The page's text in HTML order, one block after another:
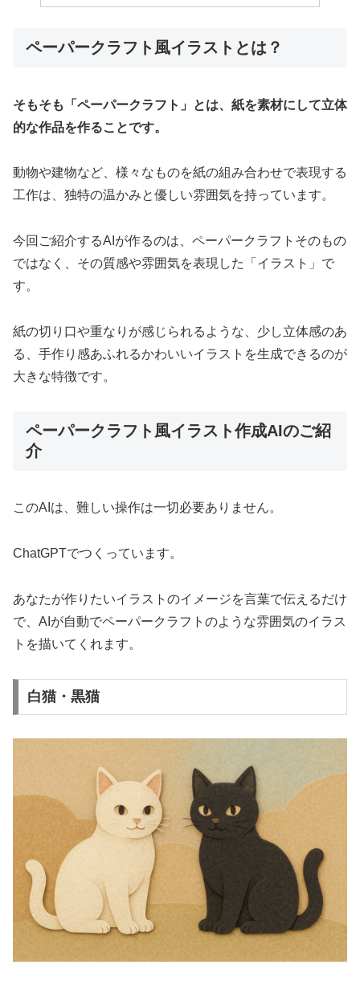
ペーパークラフト風イラストとは？
そもそも「ペーパークラフト」とは、紙を素材にして立体
的な作品を作ることです。
動物や建物など、様々なものを紙の組み合わせで表現する
工作は、独特の温かみと優しい雰囲気を持っています。
今回ご紹介するAIが作るのは、ペーパークラフトそのもの
ではなく、その質感や雰囲気を表現した「イラスト」で
す。
紙の切り口や重なりが感じられるような、少し立体感のあ
る、手作り感あふれるかわいいイラストを生成できるのが
大きな特徴です。
ペーパークラフト風イラスト作成AIのご紹
介
このAIは、難しい操作は一切必要ありません。
ChatGPTでつくっています。
あなたが作りたいイラストのイメージを言葉で伝えるだけ
で、AIが自動でペーパークラフトのような雰囲気のイラス
トを描いてくれます。
白猫・黒猫